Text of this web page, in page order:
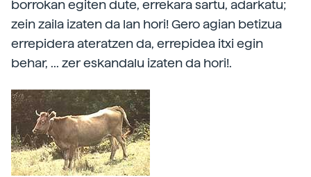
borrokan egiten dute, errekara sartu, adarkatu;
zein zaila izaten da lan hori! Gero agian betizua
errepidera ateratzen da, errepidea itxi egin
behar, ... zer eskandalu izaten da hori!.